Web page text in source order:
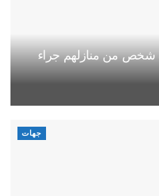
أكثر من 20 ألف شخص من منازلهم جراء
جهات